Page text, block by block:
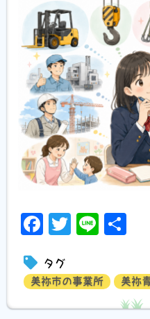
Facebook
Twitter
Line
タグ
美祢市の事業所 美祢